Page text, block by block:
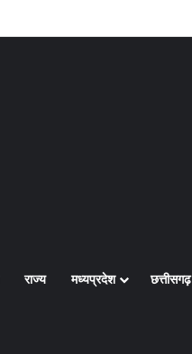
राज्य मध्यप्रदेश छत्तीसगढ़